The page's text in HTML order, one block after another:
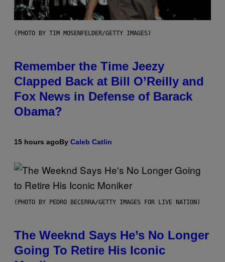
(PHOTO BY TIM MOSENFELDER/GETTY IMAGES)
Remember the Time Jeezy
Clapped Back at Bill O’Reilly and
Fox News in Defense of Barack
Obama?
15 hours agoBy Caleb Catlin
(PHOTO BY PEDRO BECERRA/GETTY IMAGES FOR LIVE NATION)
The Weeknd Says He’s No Longer
Going To Retire His Iconic